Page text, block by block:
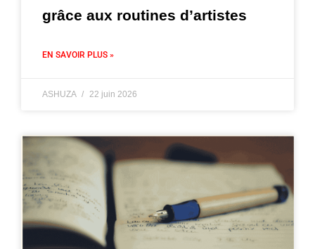
grâce aux routines d’artistes
EN SAVOIR PLUS »
ASHUZA 22 juin 2026